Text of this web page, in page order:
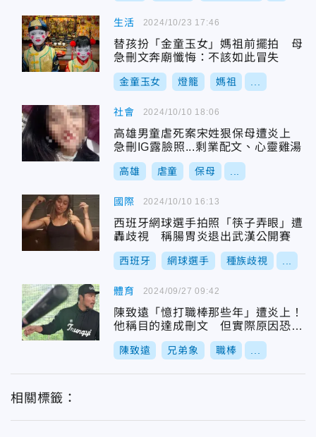
生活
替孩扮「金童玉女」媽祖前擺拍 母
急刪文奔廟懺悔：不該如此冒失
金童玉女 燈籠 媽祖
2024/10/23 17:46
社會
高雄男童虐死案宋姓狠保母遭炎上
急刪IG露臉照...剩業配文、心靈雞湯
高雄 虐童 保母
2024/10/10 18:06
國際
西班牙網球選手拍照「筷子弄眼」遭
轟歧視 稱腸胃炎退出武漢公開賽
西班牙 網球選手 種族歧視
2024/10/10 16:13
體育
陳致遠「憶打職棒那些年」遭炎上！
他稱目的達成刪文 但實際原因恐非
如此
陳致遠 兄弟象 職棒
2024/09/27 09:42
相關標籤：